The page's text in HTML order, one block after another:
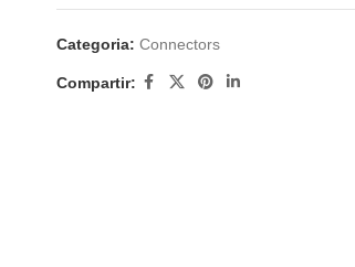
Categoria: Connectors
Compartir: